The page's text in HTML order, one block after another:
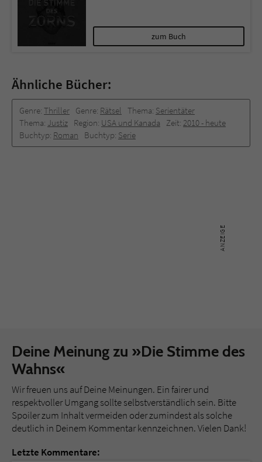
zum Buch
Ähnliche Bücher:
Genre: Thriller Genre: Rätsel Thema: Serientäter
Thema: Justiz Region: USA und Kanada Zeit: 2010 -­ heute
Buchtyp: Roman Buchtyp: Serie
Deine Meinung zu »Die Stimme des
Wahns«
Wir freuen uns auf Deine Meinungen. Ein fairer und
respektvoller Umgang sollte selbstverständlich sein. Bitte
Spoiler zum Inhalt vermeiden oder zumindest als solche
deutlich in Deinem Kommentar kennzeichnen. Vielen Dank!
Letzte Kommentare: